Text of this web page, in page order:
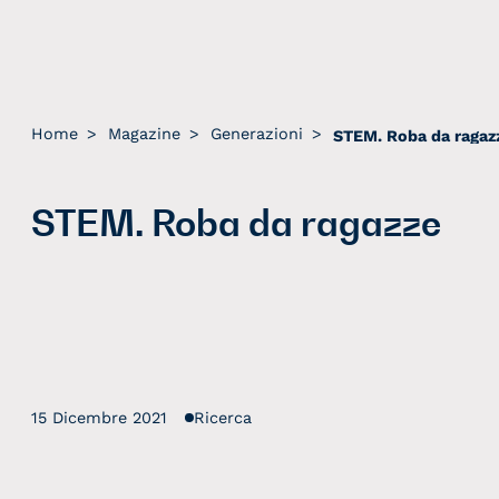
Home > Magazine > Generazioni > STEM. Roba da
STEM. Roba da ragazze
15 Dicembre 2021 Ricerca